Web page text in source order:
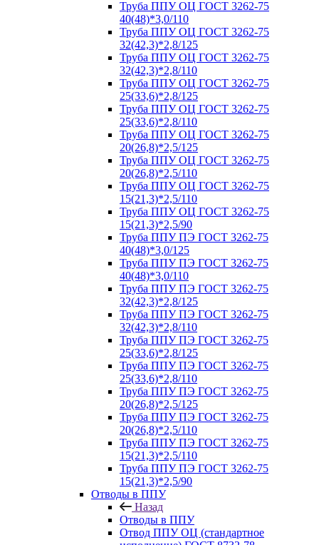
Труба ППУ ОЦ ГОСТ 3262-75
40(48)*3,0/110
Труба ППУ ОЦ ГОСТ 3262-75
32(42,3)*2,8/125
Труба ППУ ОЦ ГОСТ 3262-75
32(42,3)*2,8/110
Труба ППУ ОЦ ГОСТ 3262-75
25(33,6)*2,8/125
Труба ППУ ОЦ ГОСТ 3262-75
25(33,6)*2,8/110
Труба ППУ ОЦ ГОСТ 3262-75
20(26,8)*2,5/125
Труба ППУ ОЦ ГОСТ 3262-75
20(26,8)*2,5/110
Труба ППУ ОЦ ГОСТ 3262-75
15(21,3)*2,5/110
Труба ППУ ОЦ ГОСТ 3262-75
15(21,3)*2,5/90
Труба ППУ ПЭ ГОСТ 3262-75
40(48)*3,0/125
Труба ППУ ПЭ ГОСТ 3262-75
40(48)*3,0/110
Труба ППУ ПЭ ГОСТ 3262-75
32(42,3)*2,8/125
Труба ППУ ПЭ ГОСТ 3262-75
32(42,3)*2,8/110
Труба ППУ ПЭ ГОСТ 3262-75
25(33,6)*2,8/125
Труба ППУ ПЭ ГОСТ 3262-75
25(33,6)*2,8/110
Труба ППУ ПЭ ГОСТ 3262-75
20(26,8)*2,5/125
Труба ППУ ПЭ ГОСТ 3262-75
20(26,8)*2,5/110
Труба ППУ ПЭ ГОСТ 3262-75
15(21,3)*2,5/110
Труба ППУ ПЭ ГОСТ 3262-75
15(21,3)*2,5/90
Отводы в ППУ
Назад
Отводы в ППУ
Отвод ППУ ОЦ (стандартное